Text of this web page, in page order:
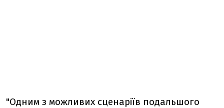
"Одним з можливих сценаріїв подальшого